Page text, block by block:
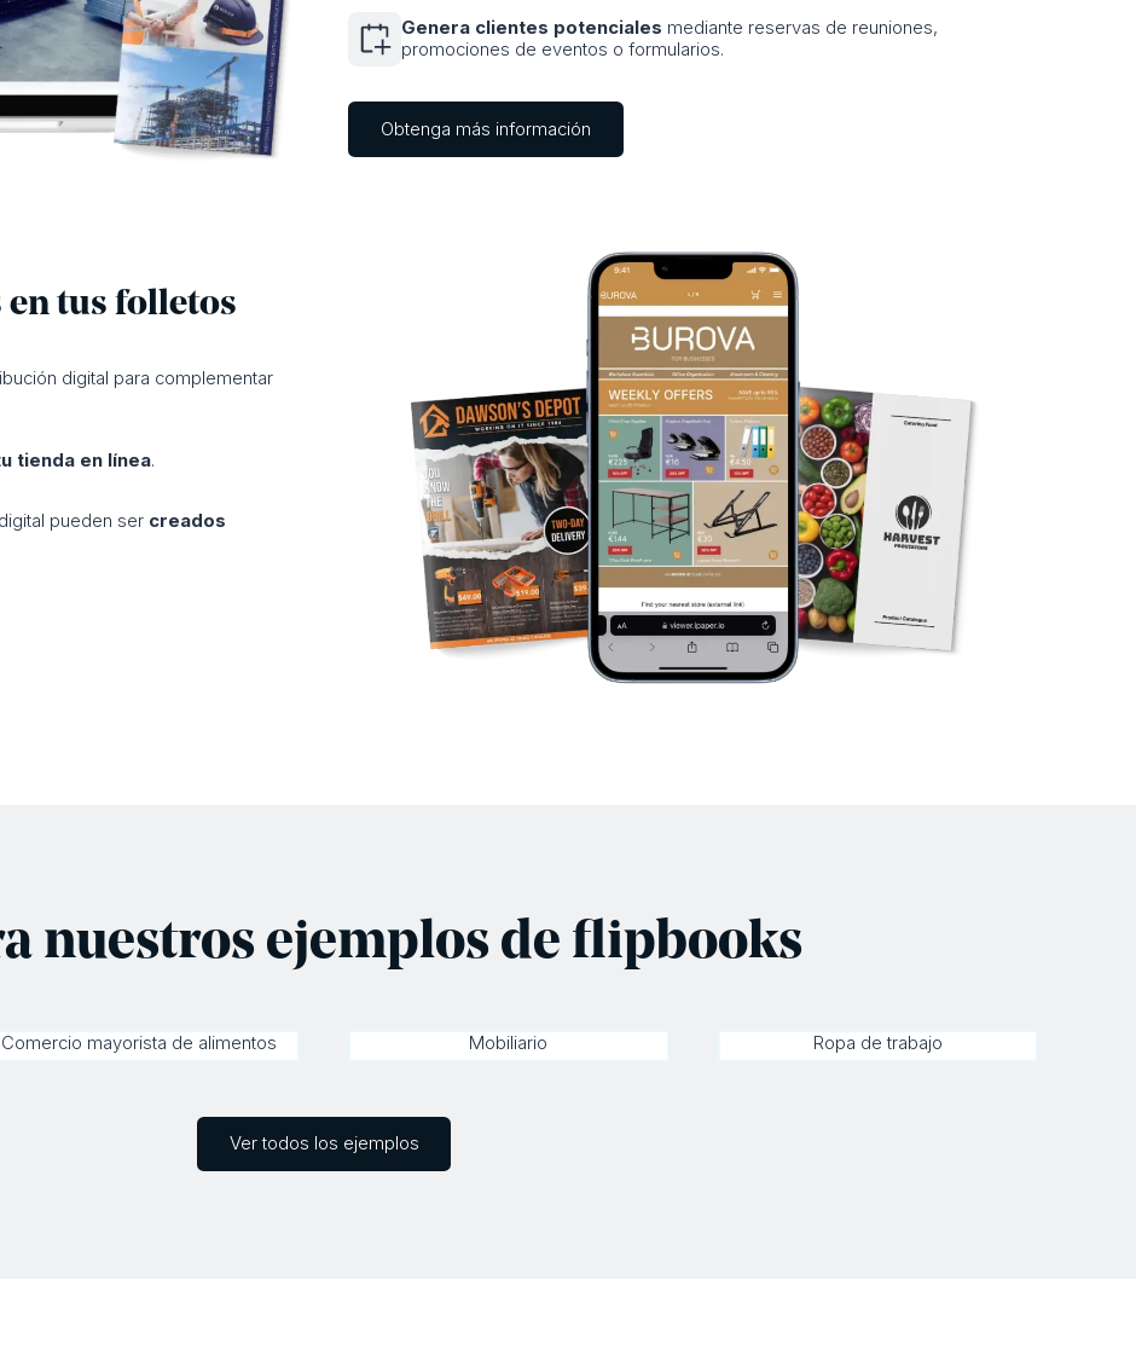
Genera clientes potenciales mediante reservas de reuniones,
promociones de eventos o formularios.
Obtenga más información
tus folletos
digital para complementar
tienda en línea.
pueden ser creados
nuestros ejemplos de flipbooks
Comercio mayorista de alimentos Mobiliario Ropa de trabajo
Ver todos los ejemplos